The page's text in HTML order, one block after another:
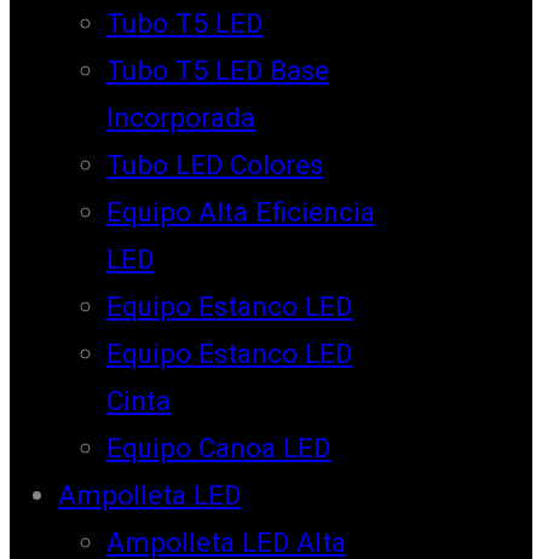
Tubo T5 LED
Tubo T5 LED Base
Incorporada
Tubo LED Colores
Equipo Alta Eficiencia
LED
Equipo Estanco LED
Equipo Estanco LED
Cinta
Equipo Canoa LED
Ampolleta LED
Ampolleta LED Alta